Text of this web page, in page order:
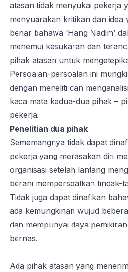
atasan tidak menyukai pekerja
menyuarakan kritikan dan idea
benar bahawa ‘Hang Nadim’
menemui kesukaran dan
pihak atasan untuk
Persoalan-persoalan ini
dengan meneliti dan
kaca mata kedua-dua pihak –
pekerja.
Penelitian dua pihak
Sememangnya tidak dapat
pekerja yang merasakan diri
organisasi setelah lantang
berani mempersoalkan tindak-
Tidak juga dapat dinafikan
ada kemungkinan wujud
dan mempunyai daya
bernas.
Ada pihak atasan yang